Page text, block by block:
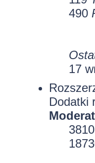
490
17
Dodatki
3810